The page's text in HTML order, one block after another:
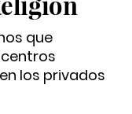
que
los privados